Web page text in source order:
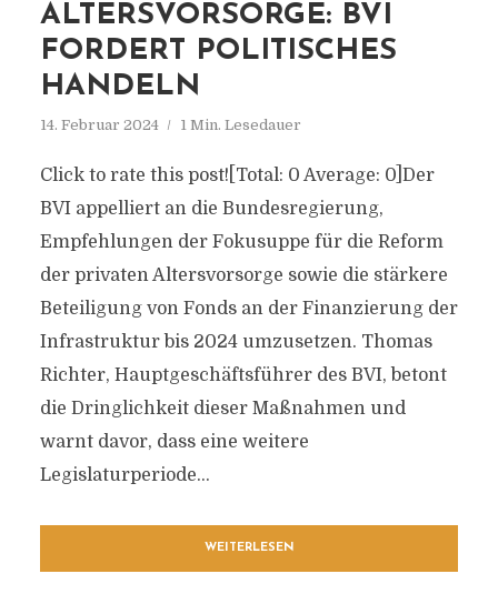
ALTERSVORSORGE: BVI
FORDERT POLITISCHES
HANDELN
14. Februar 2024 1 Min. Lesedauer
Click to rate this post![Total: 0 Average: 0]Der
BVI appelliert an die Bundesregierung,
Empfehlungen der Fokusuppe für die Reform
der privaten Altersvorsorge sowie die stärkere
Beteiligung von Fonds an der Finanzierung der
Infrastruktur bis 2024 umzusetzen. Thomas
Richter, Hauptgeschäftsführer des BVI, betont
die Dringlichkeit dieser Maßnahmen und
warnt davor, dass eine weitere
Legislaturperiode...
WEITERLESEN